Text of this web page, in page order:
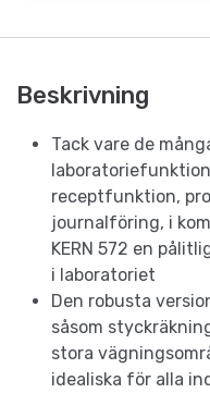
Beskrivning
Tack vare de
receptfunktion,
journalföring, i
KERN 572 en
i laboratoriet
Den robusta
såsom
stora
idealiska för alla